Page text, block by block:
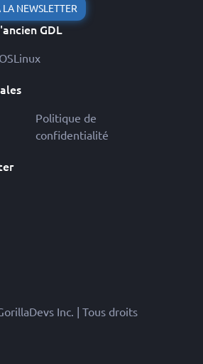
NEWSLETTER
GDL
Linux
Politique de
confidentialité
Inc. | Tous droits